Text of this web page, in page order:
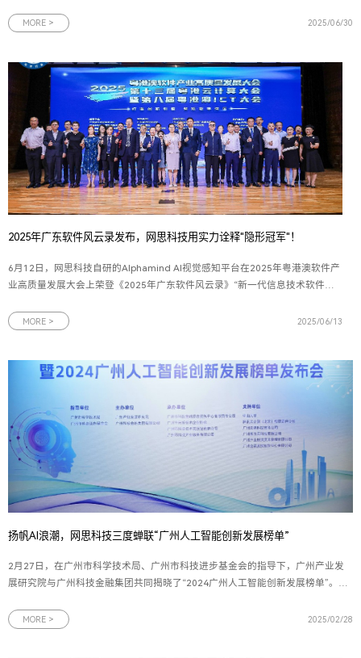
16家网络安全领域联合体成员单位代表齐聚羊城，围绕科技创新、产品融合、生
MORE > 2025/06/30
2025年广东软件风云录发布，网思科技用实力诠释"隐形冠军"！
6月12日，网思科技自研的Alphamind AI视觉感知平台在2025年粤港澳软件产
业高质量发展大会上荣登《2025年广东软件风云录》“新一代信息技术软件产
年广东软件风云录新一代信息技术软件产品奖牌2025年广东软件风云榜评选由
MORE > 2025/06/13
扬帆AI浪潮，网思科技三度蝉联“广州人工智能创新发展榜单”
2月27日，在广州市科学技术局、广州市科技进步基金会的指导下，广州产业发
展研究院与广州科技金融集团共同揭晓了“2024广州人工智能创新发展榜单”。网
值企业”称号，充分展现其在人工智能创新应用场景中的示范引领作用。图为网思
MORE > 2025/02/28